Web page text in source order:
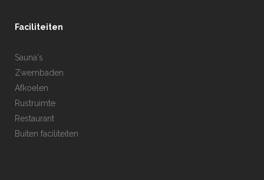
Faciliteiten
Sauna's
Zwembaden
Afkoelen
Rustruimte
Restaurant
Buiten faciliteiten